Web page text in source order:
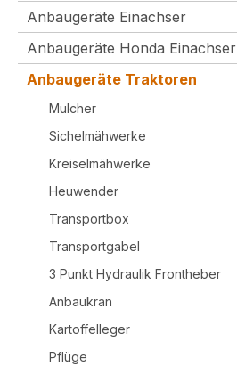
Anbaugeräte Einachser
Anbaugeräte Honda Einachser
Anbaugeräte Traktoren
Mulcher
Sichelmähwerke
Kreiselmähwerke
Heuwender
Transportbox
Transportgabel
3 Punkt Hydraulik Frontheber
Anbaukran
Kartoffelleger
Pflüge